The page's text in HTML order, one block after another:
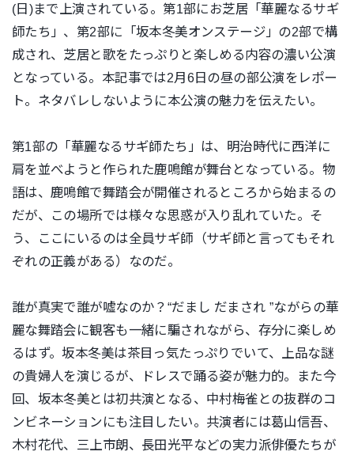
(日)まで上演されている。第1部にお芝居「華麗なるサギ
師たち」、第2部に「坂本冬美オンステージ」の2部で構
成され、芝居と歌をたっぷりと楽しめる内容の濃い公演
となっている。本記事では2月6日の昼の部公演をレポー
ト。ネタバレしないように本公演の魅力を伝えたい。
第1部の「華麗なるサギ師たち」は、明治時代に西洋に
肩を並べようと作られた鹿鳴館が舞台となっている。物
語は、鹿鳴館で舞踏会が開催されるところから始まるの
だが、この場所では様々な思惑が入り乱れていた。そ
う、ここにいるのは全員サギ師（サギ師と言ってもそれ
ぞれの正義がある）なのだ。
誰が真実で誰が嘘なのか？“だまし だまされ ”ながらの華
麗な舞踏会に観客も一緒に騙されながら、存分に楽しめ
るはず。坂本冬美は茶目っ気たっぷりでいて、上品な謎
の貴婦人を演じるが、ドレスで踊る姿が魅力的。また今
回、坂本冬美とは初共演となる、中村梅雀との抜群のコ
ンビネーションにも注目したい。共演者には葛山信吾、
木村花代、三上市朗、長田光平などの実力派俳優たちが